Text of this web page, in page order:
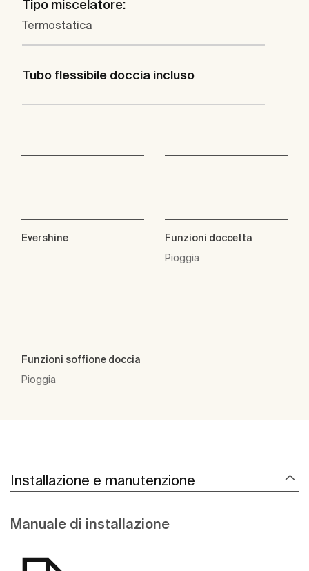
Tipo miscelatore:
Termostatica
Tubo flessibile doccia incluso
Evershine
Funzioni doccetta
Pioggia
Funzioni soffione doccia
Pioggia
Installazione e manutenzione
Manuale di installazione